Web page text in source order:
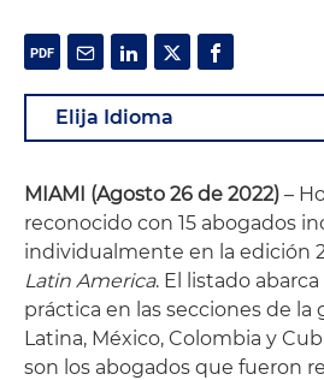
MIAMI (Agosto 26 de 2022) –
reconocido con 15 abogados
individualmente en la edición
Latin America. El listado
práctica en las secciones de la
Latina, México, Colombia y
son los abogados que fueron